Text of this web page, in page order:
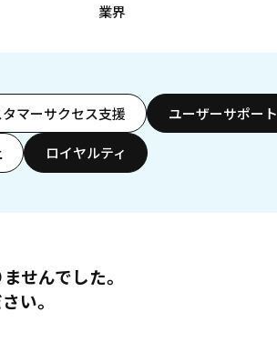
業界
マーサクセス支援 ユーザーサポート
ロイヤルティ
せんでした。
い。